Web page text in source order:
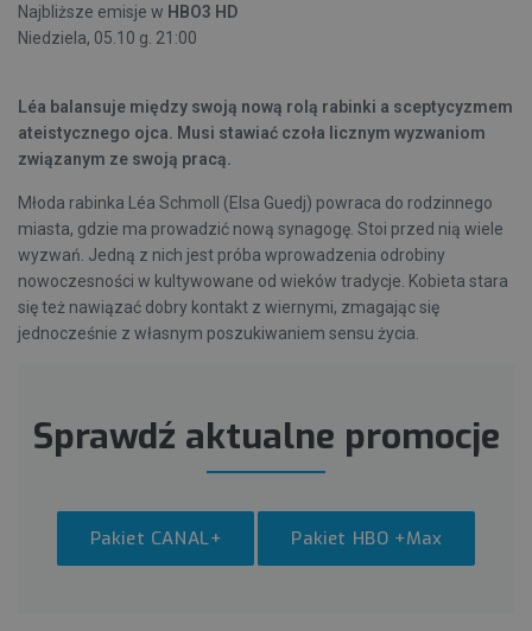
Najbliższe emisje w HBO3 HD
Niedziela, 05.10 g. 21:00
Léa balansuje między swoją nową rolą rabinki a sceptycyzmem
ateistycznego ojca. Musi stawiać czoła licznym wyzwaniom
związanym ze swoją pracą.
Młoda rabinka Léa Schmoll (Elsa Guedj) powraca do rodzinnego
miasta, gdzie ma prowadzić nową synagogę. Stoi przed nią wiele
wyzwań. Jedną z nich jest próba wprowadzenia odrobiny
nowoczesności w kultywowane od wieków tradycje. Kobieta stara
się też nawiązać dobry kontakt z wiernymi, zmagając się
jednocześnie z własnym poszukiwaniem sensu życia.
Sprawdź aktualne promocje
Pakiet CANAL+ Pakiet HBO +Max